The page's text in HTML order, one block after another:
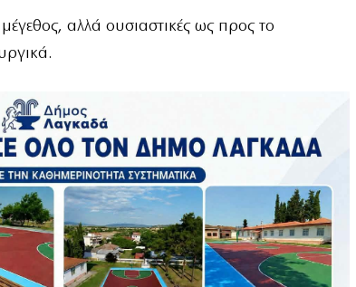
αλλά ουσιαστικές ως προς το